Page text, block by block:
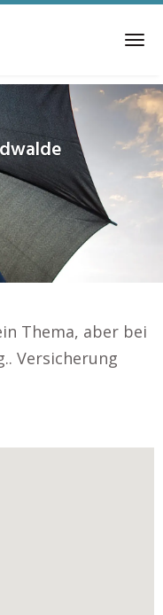
Thema, aber bei
Versicherung